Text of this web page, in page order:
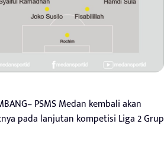
PSMS Medan kembali akan
pada lanjutan kompetisi Liga 2 Grup